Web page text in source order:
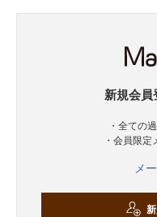
新規会員
・全ての
・会員限
メ